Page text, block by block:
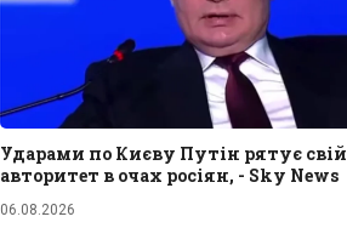
Ударами по Києву Путін рятує свій
авторитет в очах росіян, - Sky News
06.08.2026